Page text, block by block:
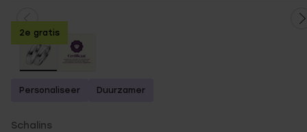
2e gratis
Personaliseer Duurzamer
Schalins